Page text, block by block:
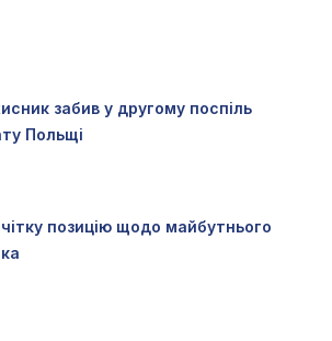
забив у другому поспіль
Польщі
позицію щодо майбутнього